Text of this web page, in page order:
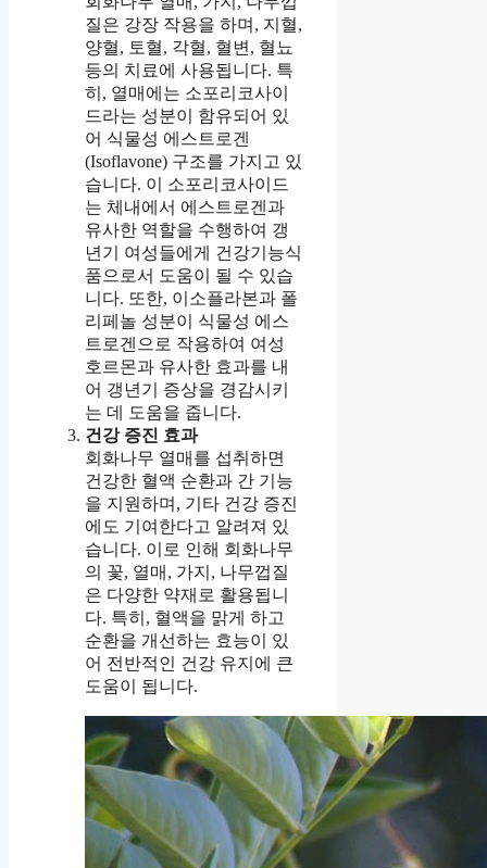
질은 강장 작용을 하며, 지혈,
양혈, 토혈, 각혈, 혈변, 혈뇨
등의 치료에 사용됩니다. 특
히, 열매에는 소포리코사이
드라는 성분이 함유되어 있
어 식물성 에스트로겐
(Isoflavone) 구조를 가지고 있
습니다. 이 소포리코사이드
는 체내에서 에스트로겐과
유사한 역할을 수행하여 갱
년기 여성들에게 건강기능식
품으로서 도움이 될 수 있습
니다. 또한, 이소플라본과 폴
리페놀 성분이 식물성 에스
트로겐으로 작용하여 여성
호르몬과 유사한 효과를 내
어 갱년기 증상을 경감시키
는 데 도움을 줍니다.
건강 증진 효과
회화나무 열매를 섭취하면
건강한 혈액 순환과 간 기능
을 지원하며, 기타 건강 증진
에도 기여한다고 알려져 있
습니다. 이로 인해 회화나무
의 꽃, 열매, 가지, 나무껍질
은 다양한 약재로 활용됩니
다. 특히, 혈액을 맑게 하고
순환을 개선하는 효능이 있
어 전반적인 건강 유지에 큰
도움이 됩니다.